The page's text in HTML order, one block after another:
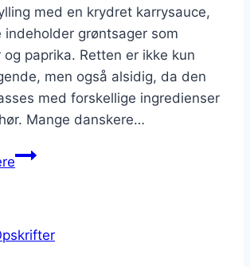
med en krydret karrysauce,
indeholder grøntsager som
paprika. Retten er ikke kun
men også alsidig, da den
med forskellige ingredienser
Mange danskere…
Kylling
tomater